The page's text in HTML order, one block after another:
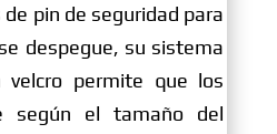
pin de seguridad para
despegue, su sistema
velcro permite que los
según el tamaño del